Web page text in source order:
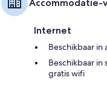
Accommodatie-
Internet
Beschikbaar in
Beschikbaar
gratis wifi